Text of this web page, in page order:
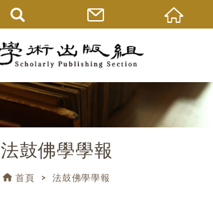
法鼓佛學學報
首頁 法鼓佛學學報